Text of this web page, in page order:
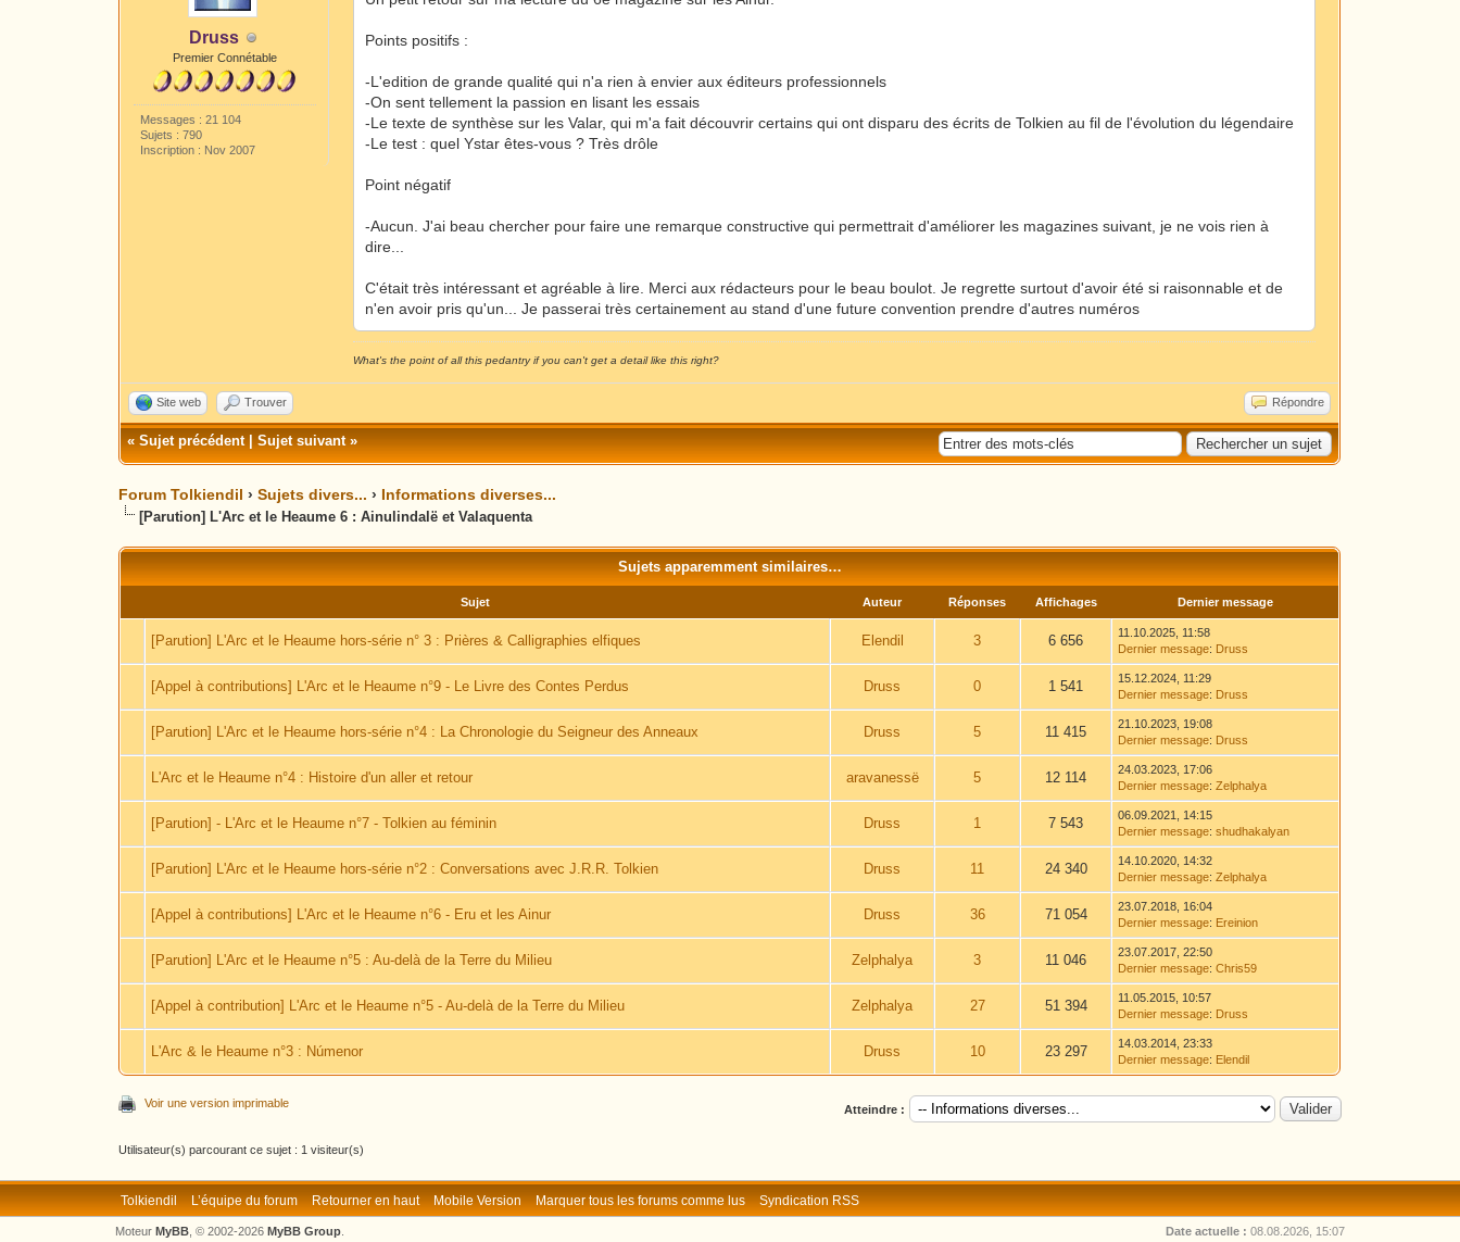
Druss
Premier Connétable
Messages : 21 104
Sujets : 790
Inscription : Nov 2007
Points positifs :
-L'edition de grande qualité qui n'a rien à envier aux éditeurs professionnels
-On sent tellement la passion en lisant les essais
-Le texte de synthèse sur les Valar, qui m'a fait découvrir certains qui ont disparu des écrits de Tolkien au fil de l'évolution du légendaire
-Le test : quel Ystar êtes-vous ? Très drôle
Point négatif
-Aucun. J'ai beau chercher pour faire une remarque constructive qui permettrait d'améliorer les magazines suivant, je ne vois rien à
dire...
C'était très intéressant et agréable à lire. Merci aux rédacteurs pour le beau boulot. Je regrette surtout d'avoir été si raisonnable et de
n'en avoir pris qu'un... Je passerai très certainement au stand d'une future convention prendre d'autres numéros
What's the point of all this pedantry if you can't get a detail like this right?
Site web Trouver Répondre
«Sujet précédent|Sujet suivant»
Forum Tolkiendil ›Sujets divers... › Informations diverses...
[Parution] L'Arc et le Heaume 6 : Ainulindalë et Valaquenta
Sujets apparemment similaires…
Sujet Auteur Réponses Affichages Dernier message
[Parution] L'Arc et le Heaume hors-série n° 3 : Prières & Calligraphies elfiques Elendil 3 6 656
11.10.2025, 11:58
Dernier message: Druss
[Appel à contributions] L'Arc et le Heaume n°9 - Le Livre des Contes Perdus Druss 0 1 541
15.12.2024, 11:29
Dernier message: Druss
[Parution] L'Arc et le Heaume hors-série n°4 : La Chronologie du Seigneur des Anneaux Druss 5 11 415
21.10.2023, 19:08
Dernier message: Druss
L'Arc et le Heaume n°4 : Histoire d'un aller et retour aravanessë 5 12 114
24.03.2023, 17:06
Dernier message:Zelphalya
[Parution] - L'Arc et le Heaume n°7 - Tolkien au féminin Druss 1 7 543
06.09.2021, 14:15
Dernier message:shudhakalyan
[Parution] L'Arc et le Heaume hors-série n°2 : Conversations avec J.R.R. Tolkien Druss 11 24 340
14.10.2020, 14:32
Dernier message:Zelphalya
[Appel à contributions] L'Arc et le Heaume n°6 - Eru et les Ainur Druss 36 71 054
23.07.2018, 16:04
Dernier message: Ereinion
[Parution] L'Arc et le Heaume n°5 : Au-delà de la Terre du Milieu Zelphalya 3 11 046
23.07.2017, 22:50
Dernier message:Chris59
[Appel à contribution] L'Arc et le Heaume n°5 - Au-delà de la Terre du Milieu Zelphalya 27 51 394
11.05.2015, 10:57
Dernier message: Druss
L'Arc & le Heaume n°3 : Númenor Druss 10 23 297
14.03.2014, 23:33
Dernier message: Elendil
Voir une version imprimable Atteindre :
Utilisateur(s) parcourant ce sujet : 1 visiteur(s)
Tolkiendil L’équipe du forum Retourner en haut Mobile Version Marquer tous les forums comme lus Syndication RSS
Date actuelle : 08.08.2026, 15:07
Moteur MyBB, © 2002-2026 MyBB Group.